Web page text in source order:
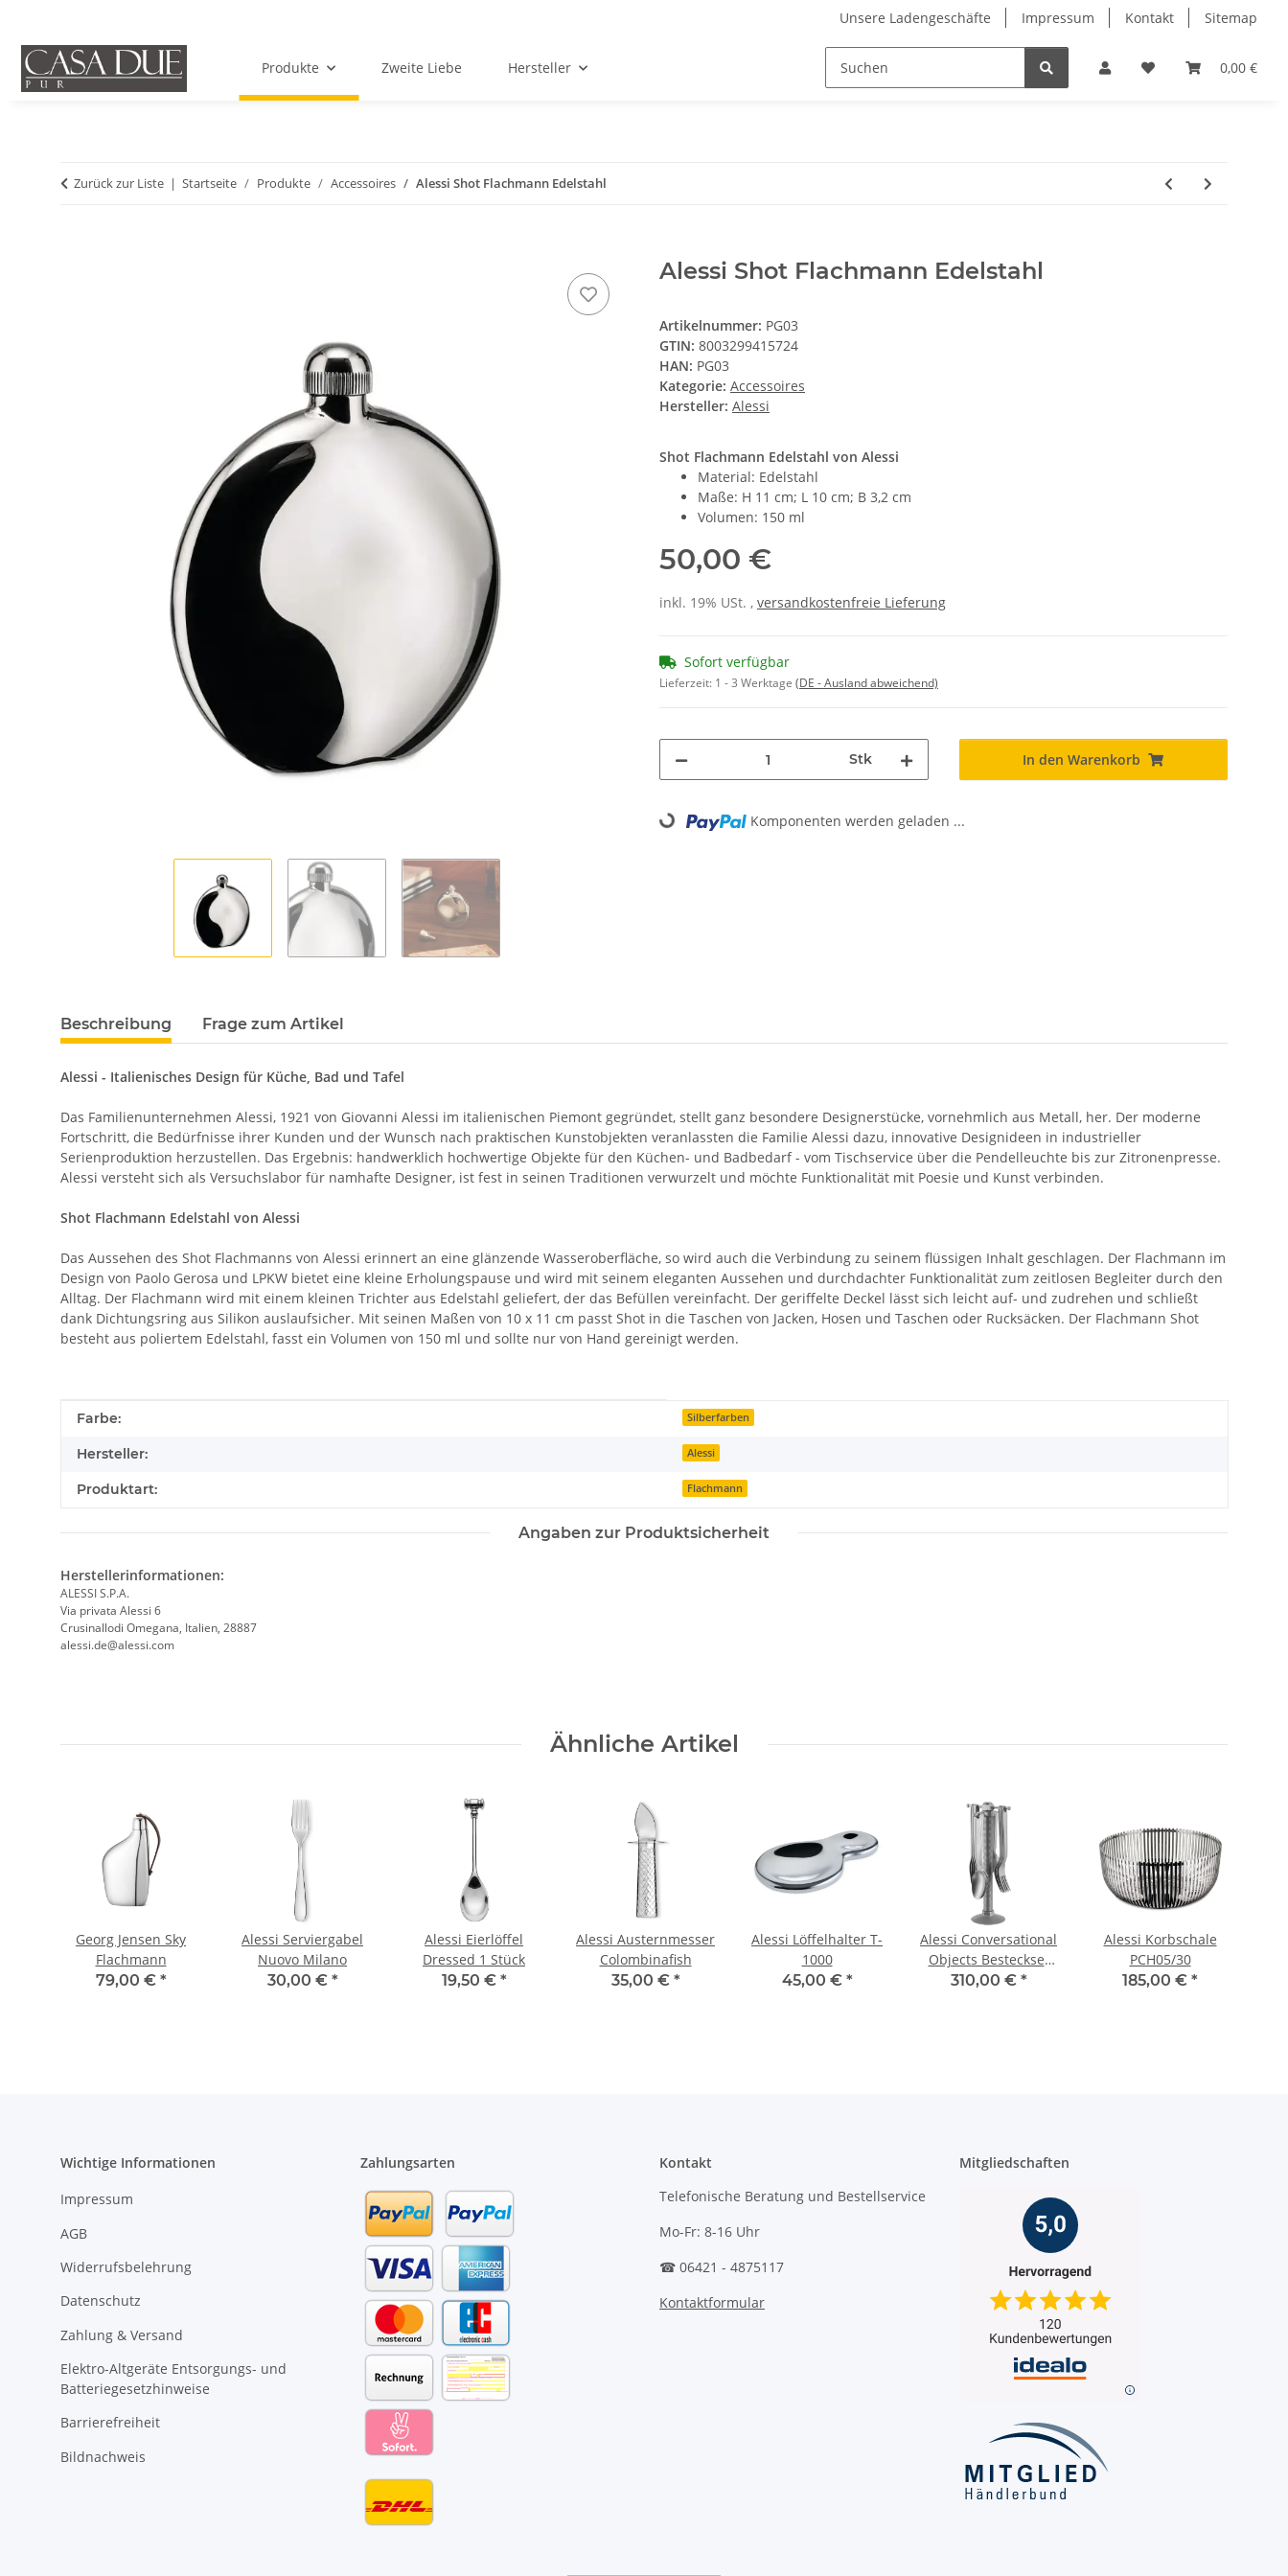
Unsere Ladengeschäfte Impressum Kontakt Sitemap
0,00 €
Produkte Zweite Liebe Hersteller
Zurück zur Liste Startseite Produkte Accessoires Alessi Shot Flachmann Edelstahl
Alessi Shot Flachmann Edelstahl
Artikelnummer: PG03
GTIN: 8003299415724
HAN: PG03
Kategorie: Accessoires
Hersteller: Alessi
Shot Flachmann Edelstahl von Alessi
Material: Edelstahl
Maße: H 11 cm; L 10 cm; B 3,2 cm
Volumen: 150 ml
50,00 €
inkl. 19% USt. , versandkostenfreie Lieferung
Sofort verfügbar
Lieferzeit: 1 - 3 Werktage (DE - Ausland abweichend)
Stk In den Warenkorb
Loading... Komponenten werden geladen ...
Beschreibung Frage zum Artikel
Alessi - Italienisches Design für Küche, Bad und Tafel
Das Familienunternehmen Alessi, 1921 von Giovanni Alessi im italienischen Piemont gegründet, stellt ganz besondere Designerstücke, vornehmlich aus Metall, her. Der moderne
Fortschritt, die Bedürfnisse ihrer Kunden und der Wunsch nach praktischen Kunstobjekten veranlassten die Familie Alessi dazu, innovative Designideen in industrieller
Serienproduktion herzustellen. Das Ergebnis: handwerklich hochwertige Objekte für den Küchen- und Badbedarf - vom Tischservice über die Pendelleuchte bis zur Zitronenpresse.
Alessi versteht sich als Versuchslabor für namhafte Designer, ist fest in seinen Traditionen verwurzelt und möchte Funktionalität mit Poesie und Kunst verbinden.
Shot Flachmann Edelstahl von Alessi
Das Aussehen des Shot Flachmanns von Alessi erinnert an eine glänzende Wasseroberfläche, so wird auch die Verbindung zu seinem flüssigen Inhalt geschlagen. Der Flachmann im
Design von Paolo Gerosa und LPKW bietet eine kleine Erholungspause und wird mit seinem eleganten Aussehen und durchdachter Funktionalität zum zeitlosen Begleiter durch den
Alltag. Der Flachmann wird mit einem kleinen Trichter aus Edelstahl geliefert, der das Befüllen vereinfacht. Der geriffelte Deckel lässt sich leicht auf- und zudrehen und schließt
dank Dichtungsring aus Silikon auslaufsicher. Mit seinen Maßen von 10 x 11 cm passt Shot in die Taschen von Jacken, Hosen und Taschen oder Rucksäcken. Der Flachmann Shot
besteht aus poliertem Edelstahl, fasst ein Volumen von 150 ml und sollte nur von Hand gereinigt werden.
Produkteigenschaft
Wert
Farbe: Silberfarben
Hersteller: Alessi
Produktart: Flachmann
Angaben zur Produktsicherheit
Herstellerinformationen:
ALESSI S.P.A.
Via privata Alessi 6
Crusinallodi Omegana, Italien, 28887
alessi.de@alessi.com
Ähnliche Artikel
Georg Jensen Sky
Flachmann
79,00 € *
Alessi Serviergabel
Nuovo Milano
30,00 € *
Alessi Eierlöffel
Dressed 1 Stück
19,50 € *
Alessi Austernmesser
Colombinafish
35,00 € *
Alessi Löffelhalter T-
1000
45,00 € *
Alessi Conversational
Objects Besteckset
16-teilig
310,00 € *
Alessi Korbschale
PCH05/30
185,00 € *
Wichtige Informationen
Impressum
AGB
Widerrufsbelehrung
Datenschutz
Zahlung & Versand
Elektro-Altgeräte Entsorgungs- und
Batteriegesetzhinweise
Barrierefreiheit
Bildnachweis
Zahlungsarten
Kontakt
Telefonische Beratung und Bestellservice
Mo-Fr: 8-16 Uhr
☎ 06421 - 4875117
Kontaktformular
Mitgliedschaften